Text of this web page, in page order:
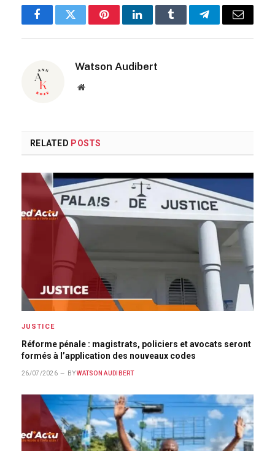
FacebookTwitterPinterestLinkedInTumblrTelegramEmail
Watson Audibert
Website
RELATED POSTS
JUSTICE
Réforme pénale : magistrats, policiers et avocats seront
formés à l’application des nouveaux codes
26/07/2026 BY WATSON AUDIBERT